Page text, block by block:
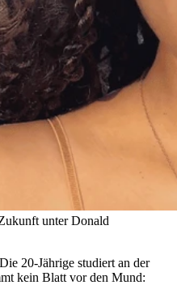
unter Donald
20-Jährige studiert an der
kein Blatt vor den Mund: